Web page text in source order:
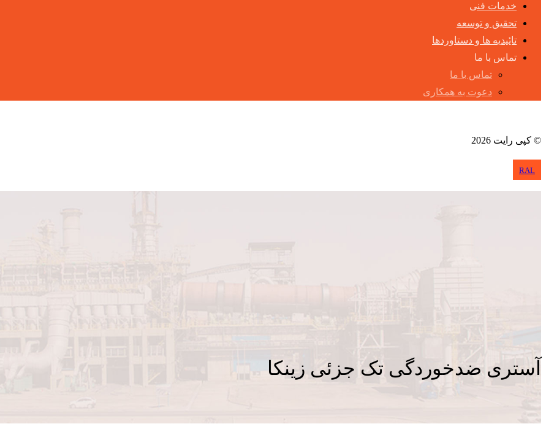
خدمات فنی
تحقیق و توسعه
تایٔیدیه ها و دستاوردها
تماس با ما
تماس با ما
دعوت به همکاری
© کپی رایت 2026
RAL
آستری ضدخوردگی تک جزئی زینکا